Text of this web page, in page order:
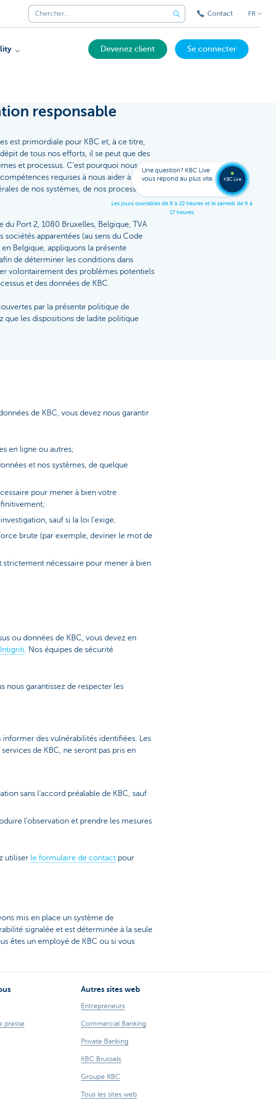
Contact FR
Devenez client Se connecter
responsable
est primordiale pour KBC et, à ce titre,
de tous nos efforts, il se peut que des
et processus. C’est pourquoi nous
requises à nous aider à
de nos systèmes, de nos processus et
du Port 2, 1080 Bruxelles, Belgique, TVA
sociétés apparentées (au sens du Code
Belgique, appliquons la présente
de déterminer les conditions dans
volontairement des problèmes potentiels
et des données de KBC.
par la présente politique de
que les dispositions de ladite politique
de KBC, vous devez nous garantir
en ligne ou autres;
et nos systèmes, de quelque
pour mener à bien votre
sauf si la loi l’exige;
brute (par exemple, deviner le mot de
strictement nécessaire pour mener à bien
ou données de KBC, vous devez en
. Nos équipes de sécurité
nous garantissez de respecter les
des vulnérabilités identifiées. Les
de KBC, ne seront pas pris en
sans l’accord préalable de KBC, sauf
l’observation et prendre les mesures
utiliser le formulaire de contact pour
mis en place un système de
signalée et est déterminée à la seule
êtes un employé de KBC ou si vous
presse
Autres sites web
Entrepreneurs
Commercial Banking
Private Banking
KBC Brussels
Groupe KBC
Tous les sites web
Une question? KBC Live
vous répond au plus vite.
Les jours ouvrables de 8 à 22 heures et le samedi de 9 à
17 heures.
KBC Live